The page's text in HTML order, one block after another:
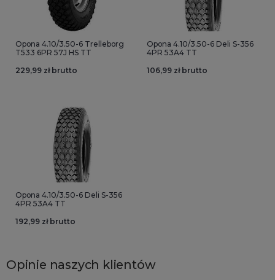
Opona 4.10/3.50-6 Trelleborg
T533 6PR 57J HS TT
229,99 zł brutto
Opona 4.10/3.50-6 Deli S-356
4PR 53A4 TT
106,99 zł brutto
Opona 4.10/3.50-6 Deli S-356
4PR 53A4 TT
192,99 zł brutto
Opinie naszych klientów